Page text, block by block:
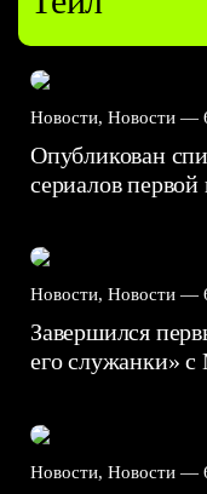
Новости, Новости —
Опубликован
сериалов
Новости, Новости —
Завершился
его служанки»
Новости, Новости —